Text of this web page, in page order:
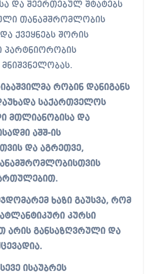
და შეერთებულ შტატებს
თანამშრომლობის
ქვეყნებს შორის
პარტნიორობის
რობინ დანიგანს
საქართველოს
მთლიანობისა და
აშშ-ის
და აგრეთვე,
ხაზი გაუსვა, რომ
კურსი
არის განსაზღვრული და
ისაუბრეს